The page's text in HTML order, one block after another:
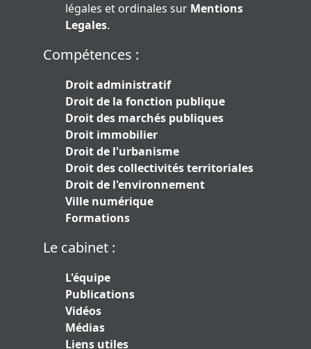
légales et ordinales sur Mentions
Legales.
Compétences :
Droit administratif
Droit de la fonction publique
Droit des marchés publiques
Droit immobilier
Droit de l'urbanisme
Droit des collectivités territoriales
Droit de l'environnement
Ville numérique
Formations
Le cabinet :
L'équipe
Publications
Vidéos
Médias
Liens utiles